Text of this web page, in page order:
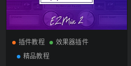
插件教程 效果器插件
精品教程